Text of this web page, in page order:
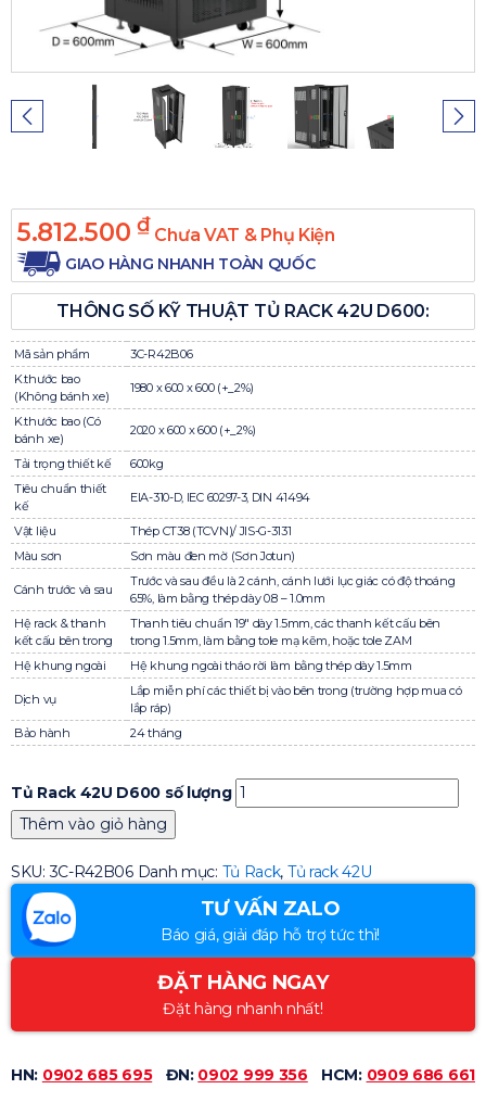
5.812.500 ₫ Chưa VAT & Phụ Kiện
GIAO HÀNG NHANH TOÀN QUỐC
THÔNG SỐ KỸ THUẬT TỦ RACK 42U D600:
Mã sản phẩm
3C-R42B06
K.thước bao
(Không bánh xe)
1980 x 600 x 600 (+_2%)
K.thước bao (Có
bánh xe)
2020 x 600 x 600 (+_2%)
Tải trọng thiết kế
600kg
Tiêu chuẩn thiết
kế
EIA-310-D, IEC 60297-3, DIN 41494
Vật liệu
Thép CT38 (TCVN)/ JIS-G-3131
Màu sơn
Sơn màu đen mờ (Sơn Jotun)
Cánh trước và sau
Trước và sau đều là 2 cánh, cánh lưới lục giác có độ thoáng
65%, làm bằng thép dày 0.8 – 1.0mm
Hệ rack & thanh
kết cấu bên trong
Thanh tiêu chuẩn 19″ dày 1.5mm, các thanh kết cấu bên
trong 1.5mm, làm bằng tole mạ kẽm, hoặc tole ZAM
Hệ khung ngoài
Hệ khung ngoài tháo rời làm bằng thép dày 1.5mm
Dịch vụ
Lắp miễn phí các thiết bị vào bên trong (trường hợp mua có
lắp ráp)
Bảo hành
24 tháng
Tủ Rack 42U D600 số lượng
Thêm vào giỏ hàng
SKU:3C-R42B06 Danh mục: Tủ Rack, Tủ rack 42U
TƯ VẤN ZALO
Báo giá, giải đáp hỗ trợ tức thì!
ĐẶT HÀNG NGAY
Đặt hàng nhanh nhất!
HN: 0902 685 695 ĐN: 0902 999 356 HCM: 0909 686 661